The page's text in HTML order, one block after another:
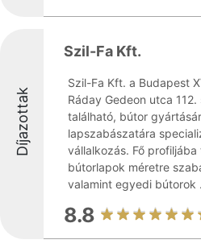
Díjazottak
Szil-Fa Kft.
Szil-Fa Kft. a Budapest
Ráday Gedeon utca
található, bútor
lapszabászatára
vállalkozás. Fő
bútorlapok méretre
valamint egyedi bútorok
8.8